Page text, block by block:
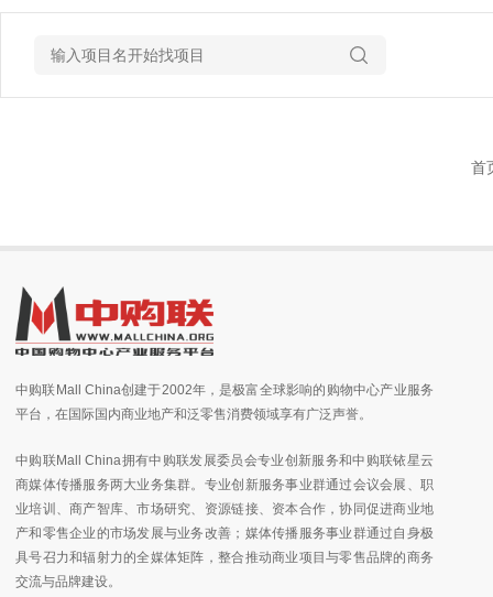
首
中购联Mall China创建于2002年，是极富全球影响的购物中心产业服务
平台，在国际国内商业地产和泛零售消费领域享有广泛声誉。
中购联Mall China拥有中购联发展委员会专业创新服务和中购联铱星云
商媒体传播服务两大业务集群。专业创新服务事业群通过会议会展、职
业培训、商产智库、市场研究、资源链接、资本合作，协同促进商业地
产和零售企业的市场发展与业务改善；媒体传播服务事业群通过自身极
具号召力和辐射力的全媒体矩阵，整合推动商业项目与零售品牌的商务
交流与品牌建设。